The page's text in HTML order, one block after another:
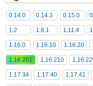
0.14.0 0.14.3 0.15.0
1.2 1.6.1 1.11.4
1.16.0 1.16.10 1.16.20
1.16.201 1.16.210
1.17.34 1.17.40 1.17.41